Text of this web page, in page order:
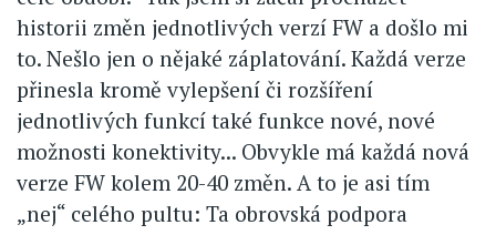
historii změn jednotlivých verzí FW a došlo mi
to. Nešlo jen o nějaké záplatování. Každá verze
přinesla kromě vylepšení či rozšíření
jednotlivých funkcí také funkce nové, nové
možnosti konektivity... Obvykle má každá nová
verze FW kolem 20-40 změn. A to je asi tím
„nej“ celého pultu: Ta obrovská podpora